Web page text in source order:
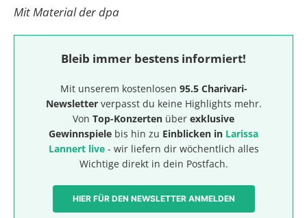
Mit Material der dpa
Bleib immer bestens informiert!
Mit unserem kostenlosen 95.5 Charivari-
Newsletterverpasst du keine Highlights mehr.
Von Top-Konzerten über exklusive
Gewinnspiele bis hin zu Einblicken in Larissa
Lannert live- wir liefern dir wöchentlich alles
Wichtige direkt in dein Postfach.
HIER FÜR DEN NEWSLETTER ANMELDEN